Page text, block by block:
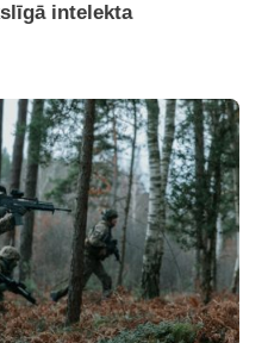
intelekta